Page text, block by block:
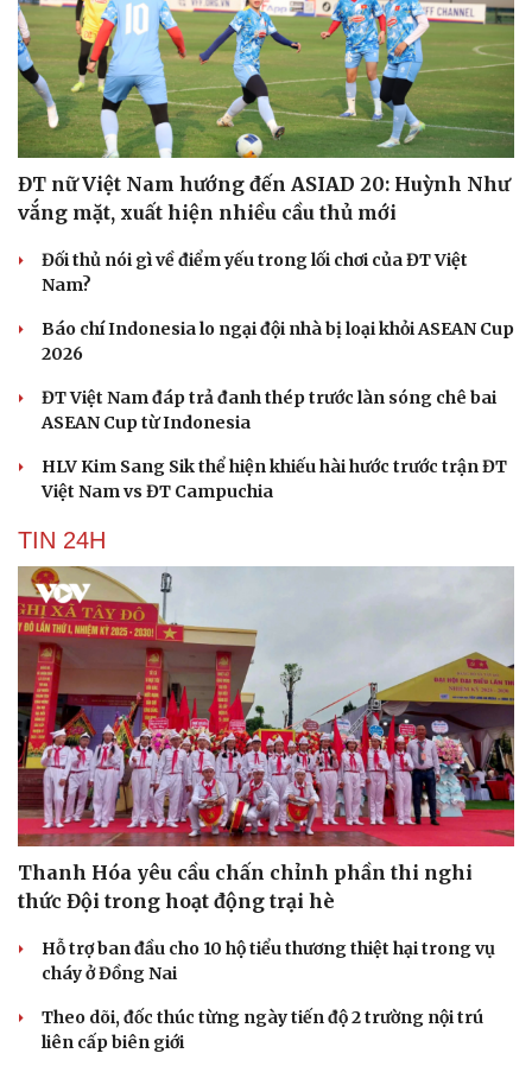
Cải chính
ĐT nữ Việt Nam hướng đến ASIAD 20: Huỳnh Như
vắng mặt, xuất hiện nhiều cầu thủ mới
Đối thủ nói gì về điểm yếu trong lối chơi của ĐT Việt
Nam?
Báo chí Indonesia lo ngại đội nhà bị loại khỏi ASEAN Cup
2026
ĐT Việt Nam đáp trả đanh thép trước làn sóng chê bai
ASEAN Cup từ Indonesia
HLV Kim Sang Sik thể hiện khiếu hài hước trước trận ĐT
Việt Nam vs ĐT Campuchia
TIN 24H
Thanh Hóa yêu cầu chấn chỉnh phần thi nghi
thức Đội trong hoạt động trại hè
Hỗ trợ ban đầu cho 10 hộ tiểu thương thiệt hại trong vụ
cháy ở Đồng Nai
Theo dõi, đốc thúc từng ngày tiến độ 2 trường nội trú
liên cấp biên giới